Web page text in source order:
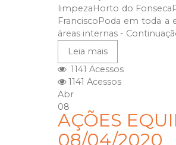
limpezaHorto do
FranciscoPoda em toda a
áreas internas -
Leia mais
1141 Acessos
1141 Acessos
Abr
08
AÇÕES
08/04/2020